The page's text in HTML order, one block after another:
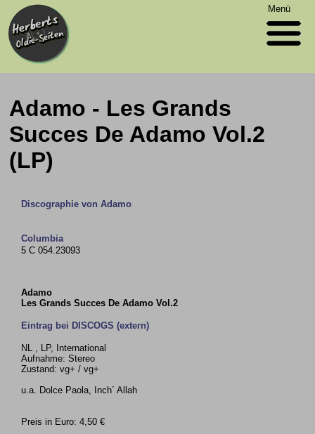
Menü
Adamo - Les Grands
Succes De Adamo Vol.2
(LP)
Discographie von Adamo
Columbia
5 C 054.23093
Adamo
Les Grands Succes De Adamo Vol.2
Eintrag bei DISCOGS (extern)
NL , LP, International
Aufnahme: Stereo
Zustand: vg+ / vg+
u.a. Dolce Paola, Inch´ Allah
Preis in Euro: 4,50 €